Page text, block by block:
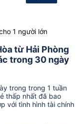
1 người lớn
từ Hải Phòng
trong 30 ngày
trong trong 1 tuần
thấp nhất đã bao
với tình hình tài chính